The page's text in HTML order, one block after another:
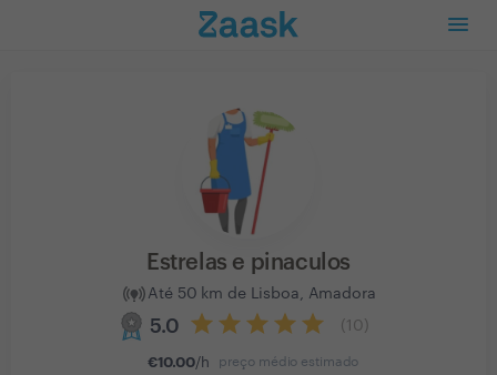
Estrelas e pinaculos
Até 50 km de Lisboa, Amadora
5.0 10
€10.00/h preço médio estimado